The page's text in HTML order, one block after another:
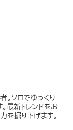
。ソロでゆっくり
最新トレンドをお
を掘り下げます。